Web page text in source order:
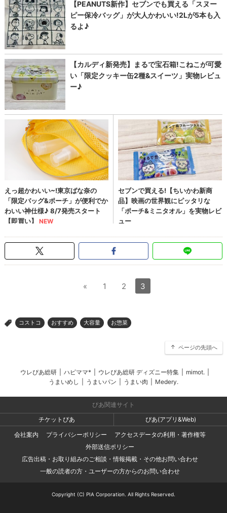
« 1 2 3
> コストコ おすすめ 大容量 お惣菜
ページの先頭へ
ウレぴあ総研 ハピママ* ウレぴあ総研 ディズニー特集 mimot.
うまいめし
うまいパン うまい肉 Medery.
ぴあ関連サイト
チケットぴあ
ぴあ(アプリ&Web)
会社案内
プライバシーポリシー
アクセスデータの利用・著作権等
外部送信ポリシー
広告出稿・お取り組みのご相談・情報掲載・その他お問い合わせ
一般の読者の方・ユーザーの方からのお問い合わせ
Copyright (C) PIA Corporation. All Rights Reserved.